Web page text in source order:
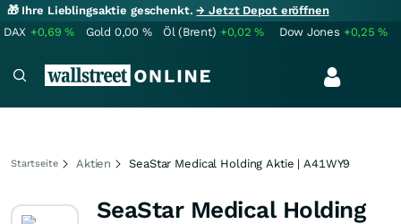
🎁 Ihre Lieblingsaktie geschenkt.→ Jetzt Depot eröffnen
DAX +0,69% Gold 0,00 % Öl (Brent) +0,02% Dow Jones +0,25%
Startseite Aktien SeaStar Medical Holding Aktie | A41WY9
SeaStar Medical Holding